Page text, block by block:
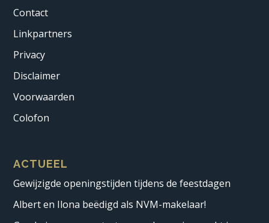
Contact
Linkpartners
Privacy
Disclaimer
Voorwaarden
Colofon
ACTUEEL
Gewijzigde openingstijden tijdens de feestdagen
Albert en Ilona beëdigd als NVM-makelaar!